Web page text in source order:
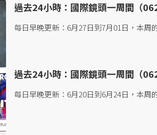
過去24小時：國際鏡頭一周間（
每日早晚更新：6月27日到7月01日，本周
過去24小時：國際鏡頭一周間（
每日早晚更新：6月20日到6月24日，本周